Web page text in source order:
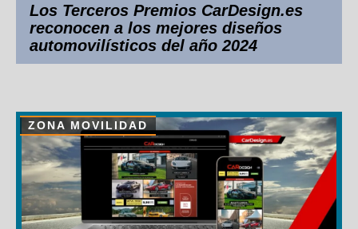
Los Terceros Premios CarDesign.es
reconocen a los mejores diseños
automovilísticos del año 2024
ZONA MOVILIDAD